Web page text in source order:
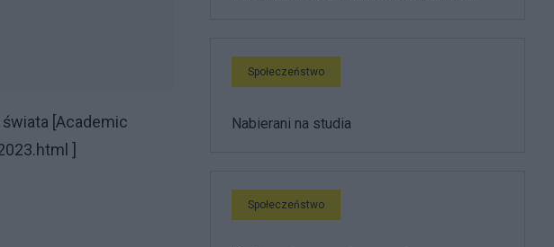
[Academic
]
Społeczeństwo
Nabierani na studia
Społeczeństwo